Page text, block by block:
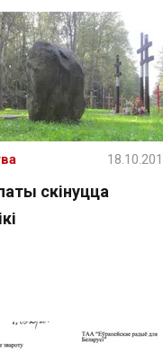
скінуцца